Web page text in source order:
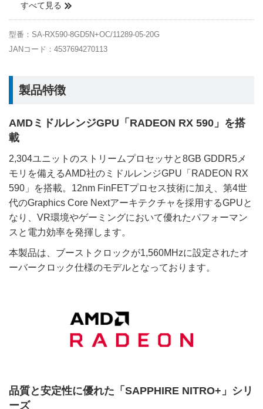
すべて見る
型番：SA-RX590-8GD5N+OC/11289-05-20G
JANコード：4537694270113
製品特徴
AMDミドルレンジGPU「RADEON RX 590」を搭
載
2,304ユニットのストリームプロセッサと8GB GDDR5メ
モリを備えるAMD社のミドルレンジGPU「RADEON RX
590」を搭載。12nm FinFETプロセス技術に加え、第4世
代のGraphics Core Nextアーキテクチャを採用するGPUと
なり、VR環境やゲーミングにおいて優れたパフォーマン
スと電力効率を発揮します。
本製品は、ブーストクロックが1,560MHzに設定されたオ
ーバークロック仕様のモデルとなっております。
品質と安定性に優れた「SAPPHIRE NITRO+」シリ
ーズ